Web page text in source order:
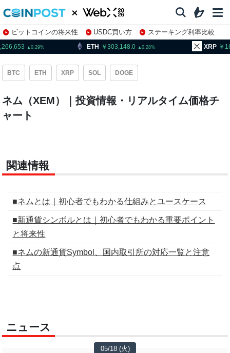
ビットコインの将来性 USDC買い方
ステーキング利率比較
株特集・関連銘柄
0.29 ETH 303,148.0 0.28 XRP
BTC ETH XRP SOL DOGE
ネム（XEM）｜投資情報・リアルタイム価格チ
ャート
関連情報
■ネムとは｜初心者でもわかる仕組みとユースケース
■新通貨シンボルとは｜初心者でもわかる重要ポイント
と将来性
■ネムの新通貨Symbol、国内取引所の対応一覧と注意
点
ニュース
05/18 (火)